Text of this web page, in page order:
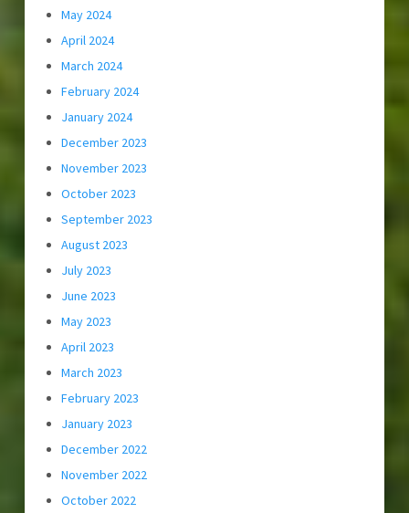
May 2024
April 2024
March 2024
February 2024
January 2024
December 2023
November 2023
October 2023
September 2023
August 2023
July 2023
June 2023
May 2023
April 2023
March 2023
February 2023
January 2023
December 2022
November 2022
October 2022